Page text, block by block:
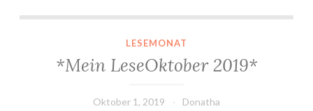
*Mein LeseOktober 2019*
LESEMONAT
*Mein LeseOktober 2019*
Oktober 1, 2019 Donatha